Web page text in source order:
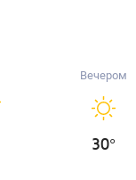
Вечером
30°